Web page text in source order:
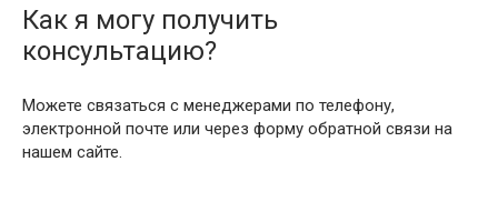
Как я могу получить
консультацию?
Можете связаться с менеджерами по телефону,
электронной почте или через форму обратной связи на
нашем сайте.